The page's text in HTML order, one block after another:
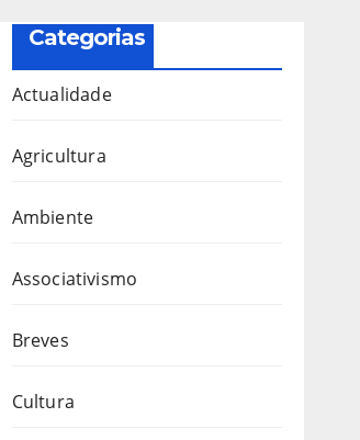
Categorias
Actualidade
Agricultura
Ambiente
Associativismo
Breves
Cultura